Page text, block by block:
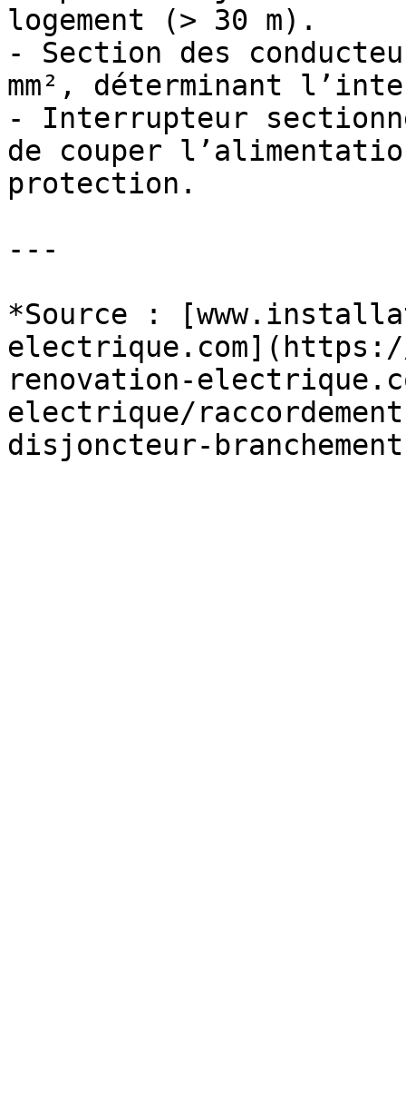
logement (> 30 m).
- Section des
mm², déterminant
- Interrupteur
de couper
protection.
---
*Source :
renovation-
electrique/